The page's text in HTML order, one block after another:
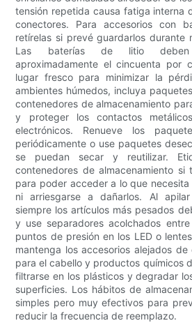
tensión repetida causa fatiga interna
conectores. Para accesorios con
retírelas si prevé guardarlos durante
Las baterías de litio deben
aproximadamente el cincuenta por
lugar fresco para minimizar la
ambientes húmedos, incluya
contenedores de almacenamiento
y proteger los contactos
electrónicos. Renueve los
periódicamente o use paquetes
se puedan secar y reutilizar.
contenedores de almacenamiento si
para poder acceder a lo que
ni arriesgarse a dañarlos. Al
siempre los artículos más pesados
y use separadores acolchados
puntos de presión en los LED o
mantenga los accesorios alejados
para el cabello y productos químicos
filtrarse en los plásticos y degradar
superficies. Los hábitos de
simples pero muy efectivos para
reducir la frecuencia de reemplazo.